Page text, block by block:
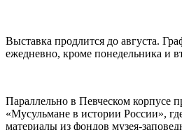
Выставка продлится до августа.
ежедневно, кроме понедельника и
Параллельно в Певческом корпусе
«Мусульмане в истории России»,
материалы из фондов музея-